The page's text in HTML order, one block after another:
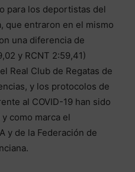
para los deportistas del
que entraron en el mismo
una diferencia de
y RCNT 2:59,41)
Real Club de Regatas de
y los protocolos de
al COVID-19 han sido
como marca el
y de la Federación de